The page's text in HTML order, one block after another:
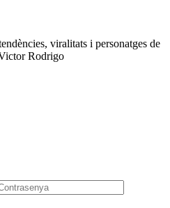
viralitats i personatges de
Rodrigo